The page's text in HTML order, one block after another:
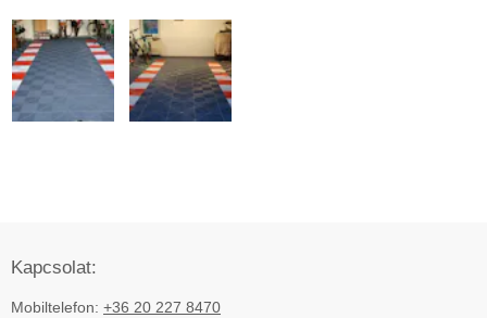
Kapcsolat:
Mobiltelefon: +36 20 227 8470